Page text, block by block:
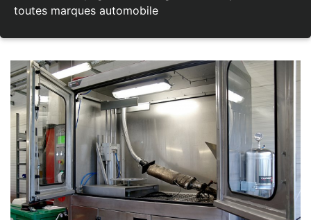
toutes marques automobile